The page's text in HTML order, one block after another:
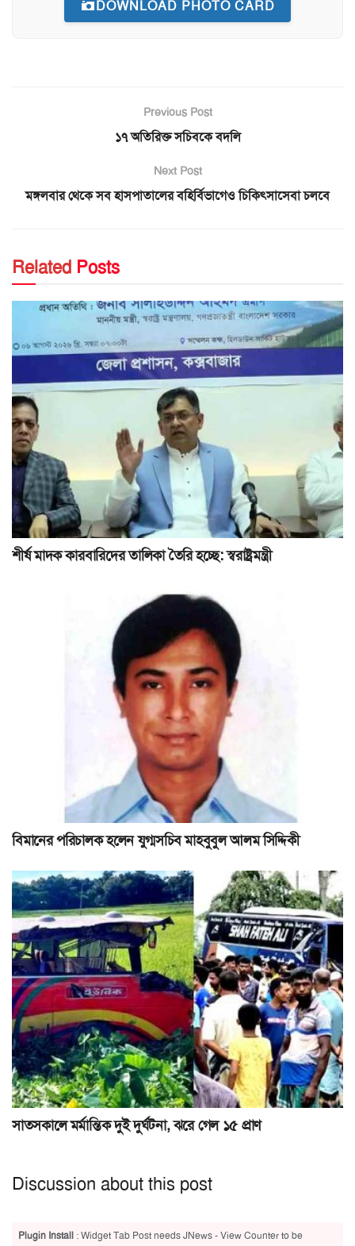
DOWNLOAD PHOTO CARD
Previous Post
১৭ অতিরিক্ত সচিবকে বদলি
Next Post
মঙ্গলবার থেকে সব হাসপাতালের বহির্বিভাগেও চিকিৎসাসেবা চলবে
Related Posts
শীর্ষ মাদক কারবারিদের তালিকা তৈরি হচ্ছে: স্বরাষ্ট্রমন্ত্রী
বিমানের পরিচালক হলেন যুগ্মসচিব মাহবুবুল আলম সিদ্দিকী
সাতসকালে মর্মান্তিক দুই দুর্ঘটনা, ঝরে গেল ১৫ প্রাণ
Discussion about this post
Plugin Install : Widget Tab Post needs JNews - View Counter to be